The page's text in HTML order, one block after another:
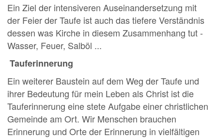
Ein Ziel der intensiveren Auseinandersetzung mit
der Feier der Taufe ist auch das tiefere Verständnis
dessen was Kirche in diesem Zusammenhang tut -
Wasser, Feuer, Salböl ...
Tauferinnerung
Ein weiterer Baustein auf dem Weg der Taufe und
ihrer Bedeutung für mein Leben als Christ ist die
Tauferinnerung eine stete Aufgabe einer christlichen
Gemeinde am Ort. Wir Menschen brauchen
Erinnerung und Orte der Erinnerung in vielfältigen